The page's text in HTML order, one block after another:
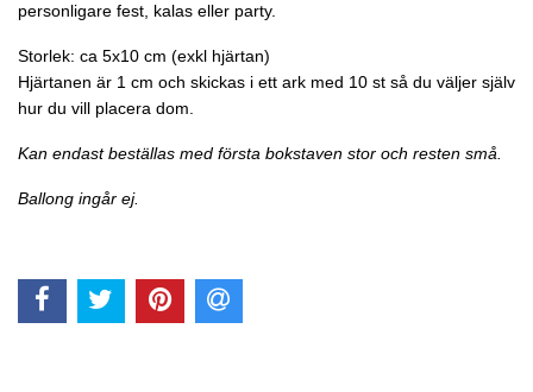
personligare fest, kalas eller party.
Storlek: ca 5x10 cm (exkl hjärtan)
Hjärtanen är 1 cm och skickas i ett ark med 10 st så du väljer själv
hur du vill placera dom.
Kan endast beställas med första bokstaven stor och resten små.
Ballong ingår ej.